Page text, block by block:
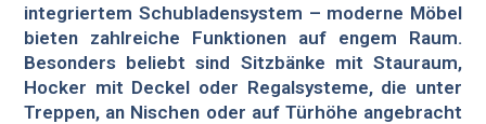
integriertem Schubladensystem – moderne Möbel
bieten zahlreiche Funktionen auf engem Raum.
Besonders beliebt sind Sitzbänke mit Stauraum,
Hocker mit Deckel oder Regalsysteme, die unter
Treppen, an Nischen oder auf Türhöhe angebracht